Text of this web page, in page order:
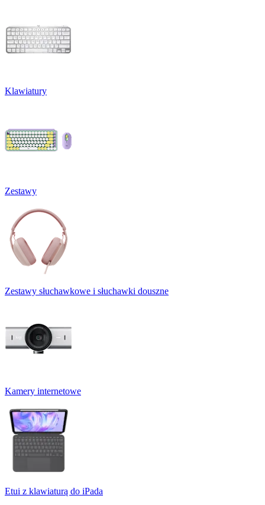
Klawiatury
Zestawy
Zestawy słuchawkowe i słuchawki douszne
Kamery internetowe
Etui z klawiaturą do iPada